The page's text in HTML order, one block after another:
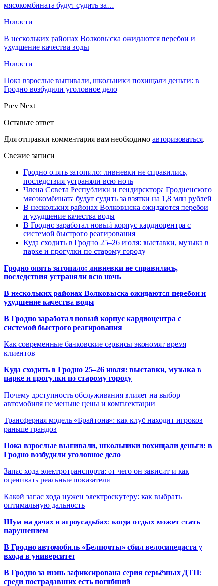
мясокомбината будут судить за…
Новости
В нескольких районах Волковыска ожидаются перебои и
ухудшение качества воды
Новости
Пока взрослые выпивали, школьники похищали деньги: в
Гродно возбудили уголовное дело
Prev Next
Оставьте ответ
Для отправки комментария вам необходимо авторизоваться.
Свежие записи
Гродно опять затопило: ливневки не справились,
последствия устраняли всю ночь
Члена Совета Республики и гендиректора Гродненского
мясокомбината будут судить за взятки на 1,8 млн рублей
В нескольких районах Волковыска ожидаются перебои
и ухудшение качества воды
В Гродно заработал новый корпус кардиоцентра с
системой быстрого реагирования
Куда сходить в Гродно 25–26 июля: выставки, музыка в
парке и прогулки по старому городу
Гродно опять затопило: ливневки не справились,
последствия устраняли всю ночь
В нескольких районах Волковыска ожидаются перебои и
ухудшение качества воды
В Гродно заработал новый корпус кардиоцентра с
системой быстрого реагирования
Как современные банковские сервисы экономят время
клиентов
Куда сходить в Гродно 25–26 июля: выставки, музыка в
парке и прогулки по старому городу
Почему доступность обслуживания влияет на выбор
автомобиля не меньше цены и комплектации
Трансферная модель «Брайтона»: как клуб находит игроков
раньше грандов
Пока взрослые выпивали, школьники похищали деньги: в
Гродно возбудили уголовное дело
Запас хода электротранспорта: от чего он зависит и как
оценивать реальные показатели
Какой запас хода нужен электроскутеру: как выбрать
оптимальную дальность
Шум на дачах и агроусадьбах: когда отдых может стать
нарушением
В Гродно автомобиль «Белпочты» сбил велосипедиста у
входа в университет
В Гродно за июнь зафиксирована серия серьёзных ДТП:
среди пострадавших есть погибший